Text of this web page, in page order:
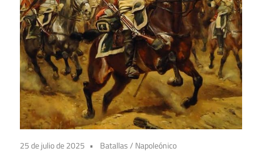
25 de julio de 2025 Batallas/ Napoleónico